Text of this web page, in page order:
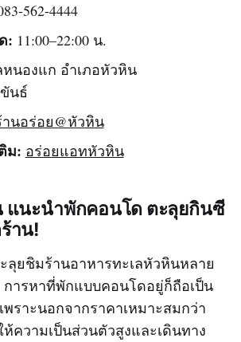
562-4444
: 11:00–22:00 น.
นองแก อำเภอหัวหิน
นธ์
านอร่อย@หัวหิน
ม: อร่อยแอทหัวหิน
แนะนำพักคอนโด ตะลุยกินซี
าน!
ลุยชิมร้านอาหารทะเลหัวหินหลาย
การหาที่พักแบบคอนโดอยู่ก็ถือเป็น
ราะนอกจากราคาเหมาะสมกว่า
ความเป็นส่วนตัวสูงและเดินทาง